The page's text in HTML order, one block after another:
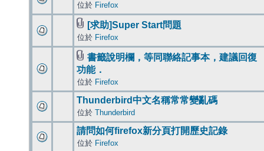
位於 Firefox
[求助]Super Start問題
位於 Firefox
書籤說明欄，等同聯絡記事本，建議回復
功能．
位於 Firefox
Thunderbird中文名稱常常變亂碼
位於 Thunderbird
請問如何firefox新分頁打開歷史記錄
位於 Firefox